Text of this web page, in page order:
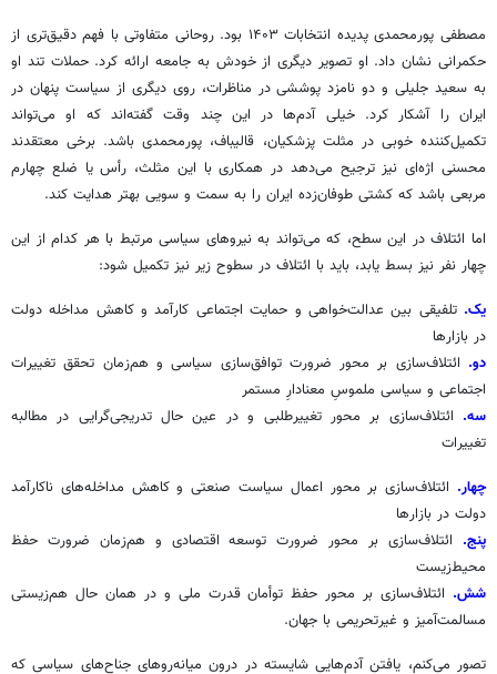
مصطفی پورمحمدی پدیده انتخابات ۱۴۰۳ بود. روحانی متفاوتی با فهم دقیق‌تری از
حکمرانی نشان داد. او تصویر دیگری از خودش به جامعه ارائه کرد. حملات تند او
به سعید جلیلی و دو نامزد پوششی در مناظرات، روی دیگری از سیاست پنهان در
ایران را آشکار کرد. خیلی‌ آدم‌ها در این چند وقت گفته‌اند که او می‌تواند
تکمیل‌کننده خوبی در مثلت پزشکیان، قالیباف، پورمحمدی باشد. برخی معتقدند
محسنی اژه‌ای نیز ترجیح می‌دهد در همکاری با این مثلث، رأس یا ضلع چهارم
مربعی باشد که کشتی طوفان‌زده ایران را به سمت و سویی بهتر هدایت کند.
اما ائتلاف در این سطح، که می‌تواند به نیروهای سیاسی مرتبط با هر کدام از این
چهار نفر نیز بسط یابد، باید با ائتلاف در سطوح زیر نیز تکمیل شود:
یک. تلفیقی بین عدالت‌خواهی و حمایت اجتماعی کارآمد و کاهش مداخله دولت
در بازارها
دو. ائتلاف‌سازی بر محور ضرورت توافق‌سازی سیاسی و هم‌زمان تحقق تغییرات
اجتماعی و سیاسی ملموسِ معنادارِ مستمر
سه. ائتلاف‌سازی بر محور تغییرطلبی و در عین حال تدریجی‌گرایی در مطالبه
تغییرات
چهار. ائتلاف‌سازی بر محور اعمال سیاست صنعتی و کاهش مداخله‌های ناکارآمد
دولت در بازارها
پنج. ائتلاف‌سازی بر محور ضرورت توسعه اقتصادی و هم‌زمان ضرورت حفظ
محیط‌زیست
شش. ائتلاف‌سازی بر محور حفظ توأمان قدرت ملی و در همان حال هم‌زیستی
مسالمت‌آمیز و غیرتحریمی با جهان.
تصور می‌کنم، یافتن آدم‌هایی شایسته در درون میانه‌روهای جناح‌های سیاسی که